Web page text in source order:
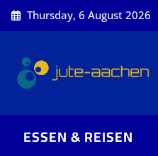
Skip
to
Thursday, 6 August 2026
ESSEN & REISEN